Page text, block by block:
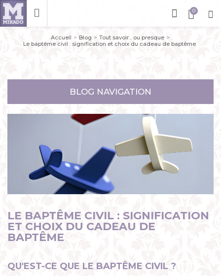
Accueil Blog
Tout savoir... ou presque
Le baptême civil : signification et choix du cadeau de baptême
BLOG NAVIGATION
LE BAPTÊME CIVIL : SIGNIFICATION
ET CHOIX DU CADEAU DE
BAPTÊME
QU'EST-CE QUE LE BAPTÊME CIVIL ?